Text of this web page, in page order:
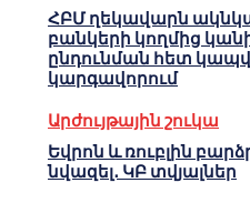
ՀԲՄ ղեկավարն
բանկերի կողմից
ընդունման հետ
կարգավորում
Արժույթային շուկա
Եվրոն և ռուբլին
նվազել․ ԿԲ տվյալներ